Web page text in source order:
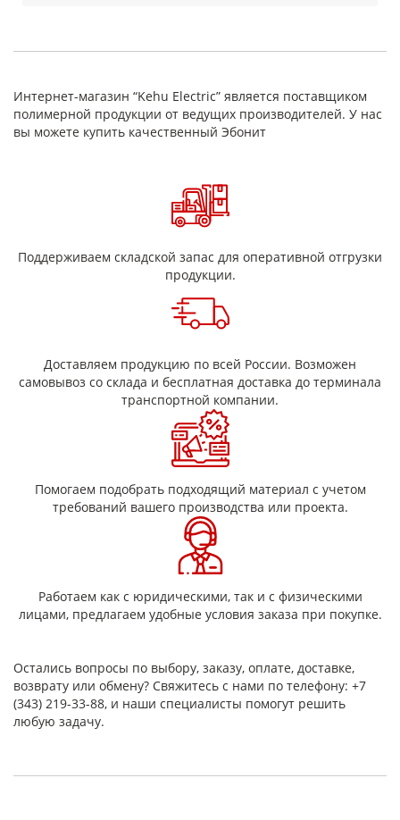
Интернет-магазин “Kehu Electric” является поставщиком
полимерной продукции от ведущих производителей. У нас
вы можете купить качественный Эбонит
Поддерживаем складской запас для оперативной отгрузки
продукции.
Доставляем продукцию по всей России. Возможен
самовывоз со склада и бесплатная доставка до терминала
транспортной компании.
Помогаем подобрать подходящий материал с учетом
требований вашего производства или проекта.
Работаем как с юридическими, так и с физическими
лицами, предлагаем удобные условия заказа при покупке.
Остались вопросы по выбору, заказу, оплате, доставке,
возврату или обмену? Свяжитесь с нами по телефону: +7
(343) 219-33-88, и наши специалисты помогут решить
любую задачу.